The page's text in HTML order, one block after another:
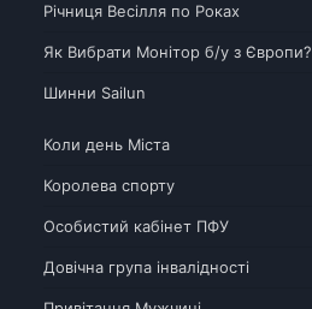
Річниця Весілля по Роках
Як Вибрати Монітор б/у з Європи?
Шинни Sailun
Коли день Міста
Королева спорту
Особистий кабінет ПФУ
Довічна група інвалідності